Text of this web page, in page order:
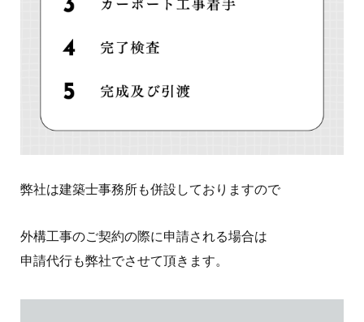
弊社は建築士事務所も併設しておりますので
外構工事のご契約の際に申請される場合は
申請代行も弊社でさせて頂きます。